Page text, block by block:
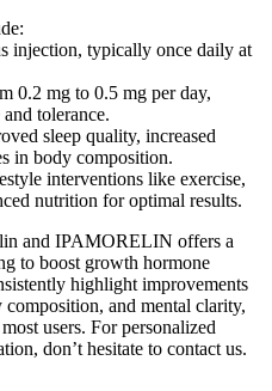
injection, typically once daily at
0.2 mg to 0.5 mg per day,
tolerance.
sleep quality, increased
in body composition.
interventions like exercise,
nutrition for optimal results.
and IPAMORELIN offers a
to boost growth hormone
highlight improvements
and mental clarity,
users. For personalized
don’t hesitate to contact us.